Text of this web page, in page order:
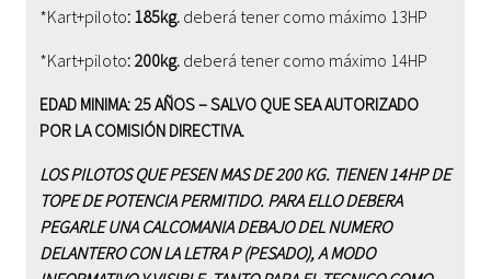
*Kart+piloto: 185kg. deberá tener como máximo 1 3HP
*Kart+piloto: 200kg. deberá tener como máximo 14HP
EDAD MINIMA: 25 AÑOS – SALVO QUE SEA AUTORIZADO
POR LA COMISIÓN DIRECTIVA.
LOS PILOTOS QUE PESEN MAS DE 200 KG. TIENEN 14HP DE
TOPE DE POTENCIA PERMITIDO. PARA ELLO DEBERA
PEGARLE UNA CALCOMANIA DEBAJO DEL NUMERO
DELANTERO CON LA LETRA P (PESADO), A MODO